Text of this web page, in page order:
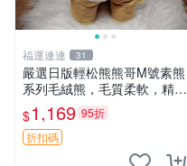
福運連連 31
嚴選日版輕松熊熊哥M號素熊
系列毛絨熊，毛質柔軟，精緻
可愛，尺寸35cm，保存狀態
優異。收藏或贈送皆為佳選。
中古 毛絨熊 毛玩偶
$1,169 95折
折扣碼